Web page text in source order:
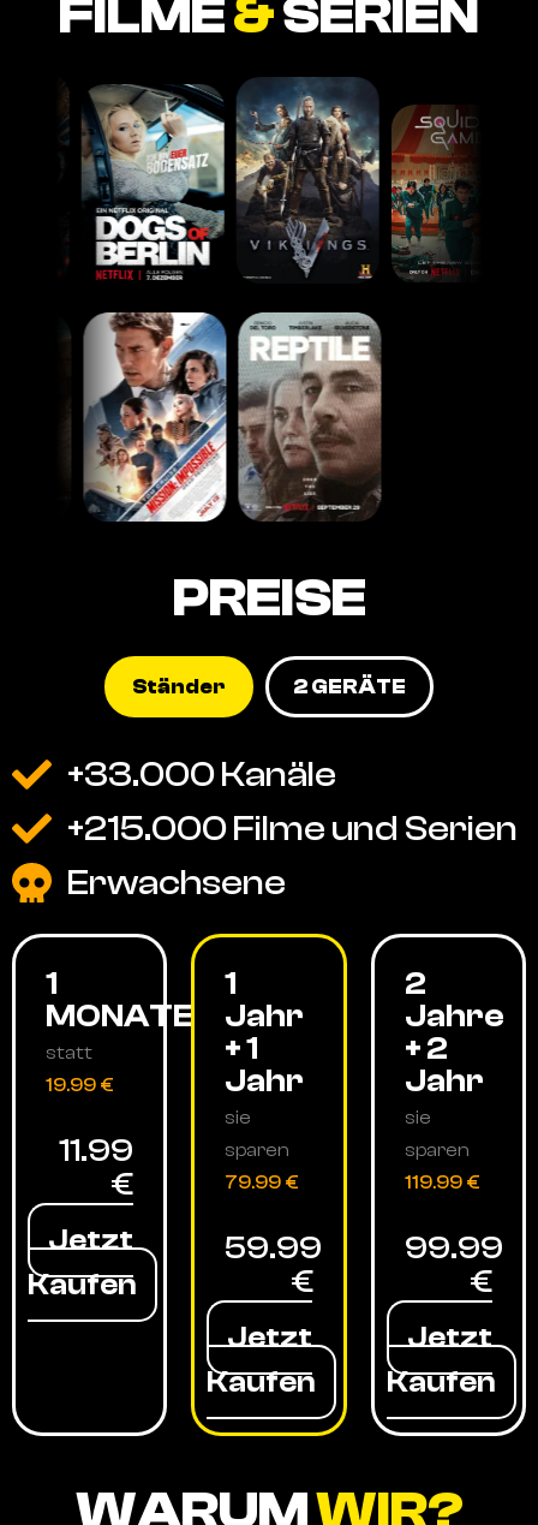
FILME&SERIEN
PREISE
Ständer 2 GERÄTE
+33.000 Kanäle
+215.000 Filme und Serien
Erwachsene
1
MONATE
statt
19.99 €
11.99
€
Jetzt
Kaufen
1
Jahr
+ 1
Jahr
sie
sparen
79.99 €
59.99
€
Jetzt
Kaufen
2
Jahre
+ 2
Jahr
sie
sparen
119.99 €
99.99
€
Jetzt
Kaufen
WARUMWIR?